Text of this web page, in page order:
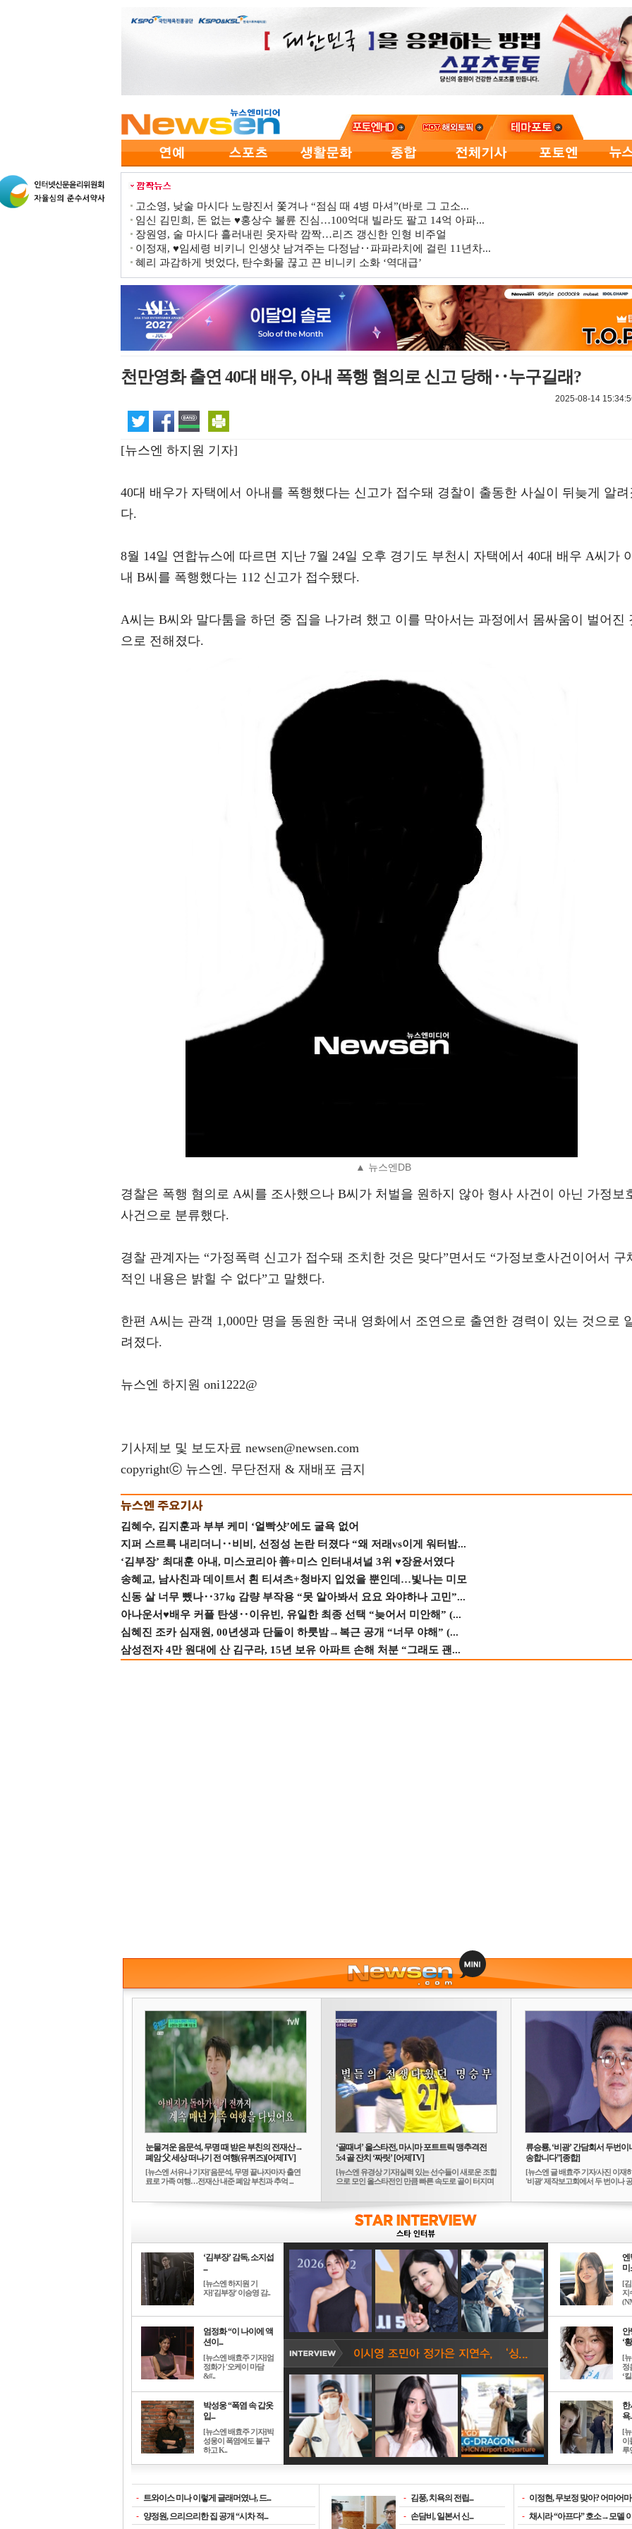
고소영, 낮술 마시다 노량진서 쫓겨나 “점심 때 4병 마셔”(바로 그 고소...
임신 김민희, 돈 없는 ♥홍상수 불륜 진심…100억대 빌라도 팔고 14억 아파...
장원영, 술 마시다 흘러내린 옷자락 깜짝…리즈 갱신한 인형 비주얼
이정재, ♥임세령 비키니 인생샷 남겨주는 다정남‥파파라치에 걸린 11년차...
혜리 과감하게 벗었다, 탄수화물 끊고 끈 비니키 소화 ‘역대급’
천만영화 출연 40대 배우, 아내 폭행 혐의로 신고 당해‥누구길래?
2025-08-14
[뉴스엔 하지원 기자]
40대 배우가 자택에서 아내를 폭행했다는 신고가 접수돼 경찰이 출동한 사실이 뒤늦게 알려
다.
8월 14일 연합뉴스에 따르면 지난 7월 24일 오후 경기도 부천시 자택에서 40대 배우 A씨가
내 B씨를 폭행했다는 112 신고가 접수됐다.
A씨는 B씨와 말다툼을 하던 중 집을 나가려 했고 이를 막아서는 과정에서 몸싸움이 벌어진
으로 전해졌다.
▲ 뉴스엔DB
경찰은 폭행 혐의로 A씨를 조사했으나 B씨가 처벌을 원하지 않아 형사 사건이 아닌 가정보
사건으로 분류했다.
경찰 관계자는 “가정폭력 신고가 접수돼 조치한 것은 맞다”면서도 “가정보호사건이어서 구
적인 내용은 밝힐 수 없다”고 말했다.
한편 A씨는 관객 1,000만 명을 동원한 국내 영화에서 조연으로 출연한 경력이 있는 것으로
려졌다.
뉴스엔 하지원 oni1222@
기사제보 및 보도자료 newsen@newsen.com
copyrightⓒ 뉴스엔. 무단전재 & 재배포 금지
김혜수, 김지훈과 부부 케미 ‘얼빡샷’에도 굴욕 없어
지퍼 스르륵 내리더니‥비비, 선정성 논란 터졌다 “왜 저래vs이게 워터밤...
‘김부장’ 최대훈 아내, 미스코리아 善+미스 인터내셔널 3위 ♥장윤서였다
송혜교, 남사친과 데이트서 흰 티셔츠+청바지 입었을 뿐인데…빛나는 미모
신동 살 너무 뺐나‥37㎏ 감량 부작용 “못 알아봐서 요요 와야하나 고민”...
아나운서♥배우 커플 탄생‥이유빈, 유일한 최종 선택 “늦어서 미안해” (...
심혜진 조카 심재원, 00년생과 단둘이 하룻밤→복근 공개 “너무 야해” (...
삼성전자 4만 원대에 산 김구라, 15년 보유 아파트 손해 처분 “그래도 괜...
눈물겨운 음문석, 무명 때 받은 부친의 전재산→
폐암 父 세상 떠나기 전 여행(유퀴즈)[어제TV]
[뉴스엔 서유나 기자]'음문석, 무명 끝나자마자 출연
료로 가족 여행…전재산 내준 폐암 부친과 추억 ...
‘골때녀’ 올스타전, 마시마 포트트릭 맹추격전
5:4 골 잔치 ‘짜릿’ [어제TV]
[뉴스엔 유경상 기자]실력 있는 선수들이 새로운 조합
으로 모인 올스타전인 만큼 빠른 속도로 골이 터지며
류승룡, ‘비광’ 간담회서 두번이
송합니다”[종합]
[뉴스엔 글 배효주 기자/사진 이재
'비광' 제작보고회에서 두 번이나
‘김부장’ 감독, 소지섭
...
[뉴스엔 하지원 기
자]'김부장' 이승영 감..
엄정화 “이 나이에 액
션이...
[뉴스엔 배효주 기자]엄
정화가 '오케이 마담
&#..
박성웅 “폭염 속 갑옷
입...
[뉴스엔 배효주 기자]박
성웅이 폭염에도 불구
하고 K..
엔
미
[
지
안
‘
[
정
‘킬
한
욕
[
이
루
- 트와이스 미나 이렇게 글래머였나, 드...
- 양정원, 으리으리한 집 공개 “시차 적...
- 김풍, 치욕의 전립...
- 손담비, 일본서 신...
- 이정현, 무보정 맞아? 어마어마
- 채시라 “아프다” 호소→모델